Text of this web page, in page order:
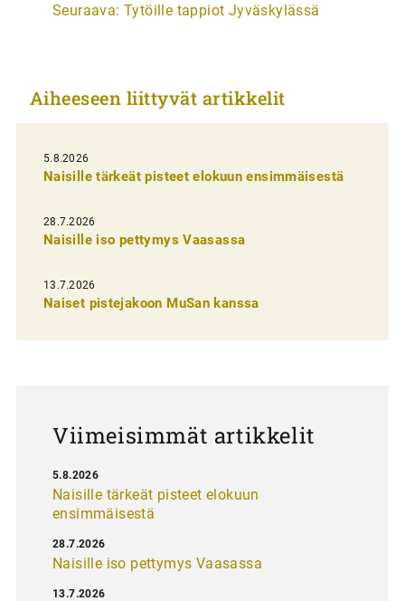
t
k
e
l
i
e
n
e
Seuraava: Tytöille tappiot Jyväskylässä
Aiheeseen liittyvät artikkelit
5.8.2026
Naisille tärkeät pisteet elokuun ensimmäisestä
28.7.2026
Naisille iso pettymys Vaasassa
13.7.2026
Naiset pistejakoon MuSan kanssa
Viimeisimmät artikkelit
Naisille tärkeät pisteet elokuun
ensimmäisestä
5.8.2026
Naisille iso pettymys Vaasassa
28.7.2026
13.7.2026